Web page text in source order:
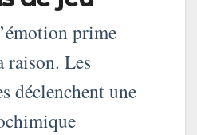
prime
raison. Les
déclenchent une